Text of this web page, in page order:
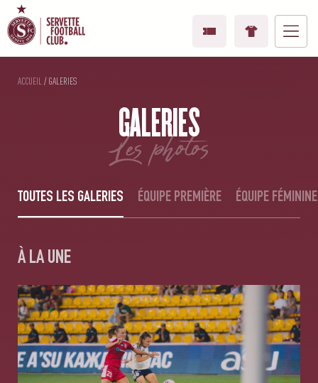
ACCUEIL /GALERIES
GALERIES
les photos
TOUTES LES GALERIES ÉQUIPE PREMIÈRE ÉQUIPE FÉMININE
À LA UNE